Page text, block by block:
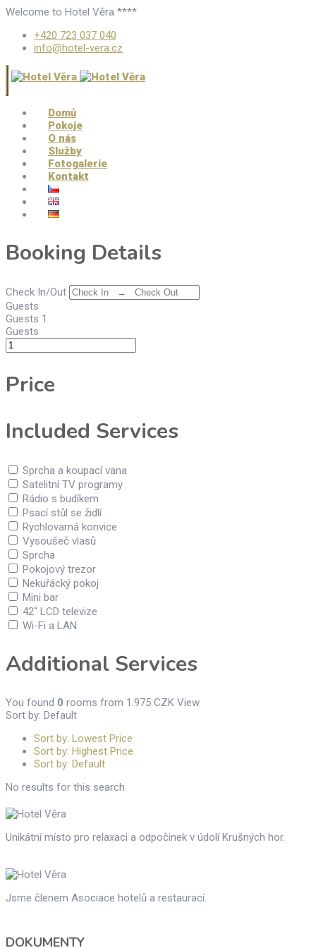
Welcome to Hotel Věra ****
+420 723 037 040
info@hotel-vera.cz
Domů
Pokoje
O nás
Služby
Fotogalerie
Kontakt
Booking Details
Check In/Out
Guests
Guests 1
Guests
Price
Included Services
Sprcha a koupací vana
Satelitní TV programy
Rádio s budíkem
Psací stůl se židlí
Rychlovarná konvice
Vysoušeč vlasů
Sprcha
Pokojový trezor
Nekuřácký pokoj
Mini bar
42″ LCD televize
Wi-Fi a LAN
Additional Services
You found 0 rooms from 1.975 CZK View
Sort by: Default
Sort by: Lowest Price
Sort by: Highest Price
Sort by: Default
No results for this search
Unikátní místo pro relaxaci a odpočinek v údolí Krušných hor.
Jsme členem Asociace hotelů a restaurací.
DOKUMENTY